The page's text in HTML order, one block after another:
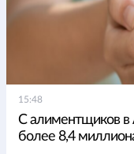
15:48
С алиментщиков в
более 8,4